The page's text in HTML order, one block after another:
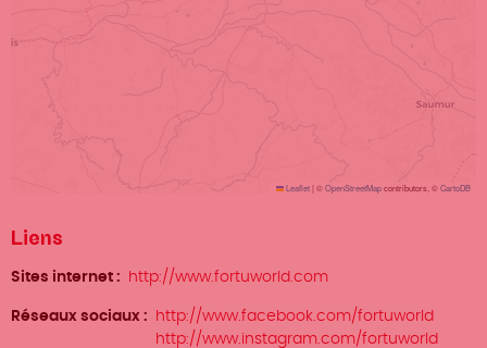
Leaflet| ©OpenStreetMapcontributors, ©CartoDB
Liens
Sites internet http://www.fortuworld.com
Réseaux sociaux
http://www.facebook.com/fortuworld
http://www.instagram.com/fortuworld